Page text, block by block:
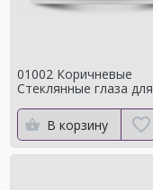
01002 Коричневые
Стеклянные глаза для
Натуральный цвет
В корзину